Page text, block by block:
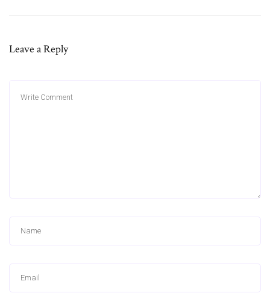
Leave a Reply